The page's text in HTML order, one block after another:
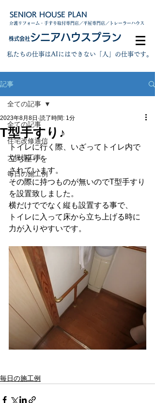
SENIOR HOUSE PLAN
介護リフォーム・手すり取付専門店／平屋専門店／トレーラーハウス
株式会社シニアハウスプラン
私たちの仕事はAIにはできない「人」の仕事です。
記事
全ての記事
住宅改修通信
大規模工事
毎日の施工例
全ての記事
T型手すり♪
2023年8月8日 読了時間: 1分
トイレに行く際、いざってトイレ内で
立ち座りを
されています。
その際に持つものが無いのでT型手すり
を設置致しました。
横だけででなく縦も設置する事で、
トイレに入って床から立ち上げる時に
力が入りやすいです。
毎日の施工例